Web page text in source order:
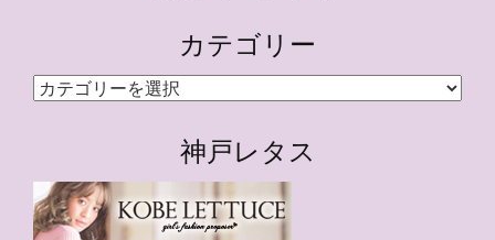
カテゴリー
カ
ー
神戸レタス